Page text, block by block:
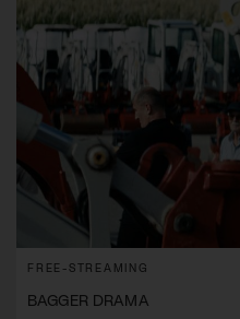
FREE-STREAMING
BAGGER DRAMA